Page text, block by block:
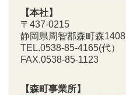
【本社】
〒437-0215
静岡県周智郡森町森1408
TEL.0538-85-4165(代）
FAX.0538-85-1123
【森町事業所】